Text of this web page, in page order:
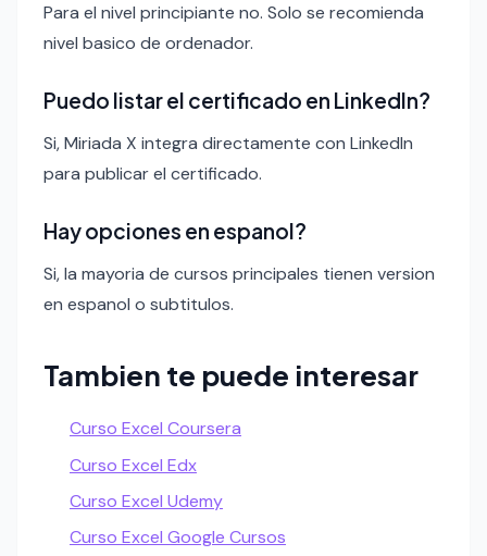
Para el nivel principiante no. Solo se recomienda
nivel basico de ordenador.
Puedo listar el certificado en LinkedIn?
Si, Miriada X integra directamente con LinkedIn
para publicar el certificado.
Hay opciones en espanol?
Si, la mayoria de cursos principales tienen version
en espanol o subtitulos.
Tambien te puede interesar
Curso Excel Coursera
Curso Excel Edx
Curso Excel Udemy
Curso Excel Google Cursos